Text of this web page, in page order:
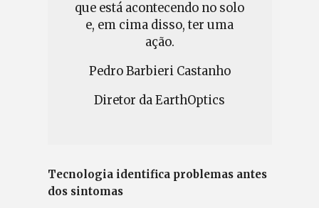
que está acontecendo no solo
e, em cima disso, ter uma
ação.
Pedro Barbieri Castanho
Diretor da EarthOptics
Tecnologia identifica problemas antes
dos sintomas